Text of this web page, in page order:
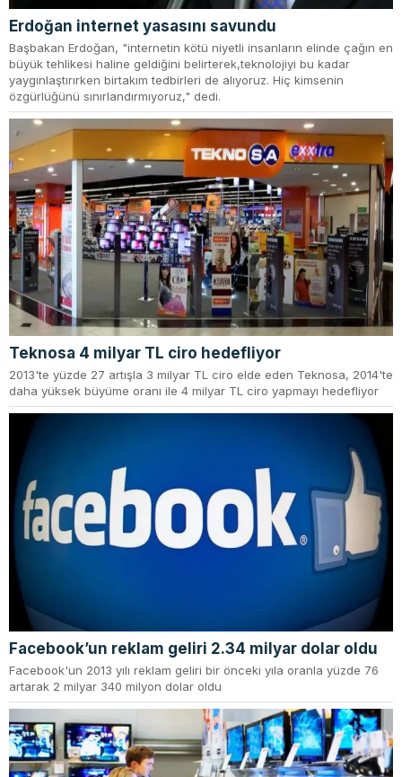
Erdoğan internet yasasını savundu
Başbakan Erdoğan, "internetin kötü niyetli insanların elinde çağın en
büyük tehlikesi haline geldiğini belirterek,teknolojiyi bu kadar
yaygınlaştırırken birtakım tedbirleri de alıyoruz. Hiç kimsenin
özgürlüğünü sınırlandırmıyoruz," dedi.
Teknosa 4 milyar TL ciro hedefliyor
2013'te yüzde 27 artışla 3 milyar TL ciro elde eden Teknosa, 2014'te
daha yüksek büyüme oranı ile 4 milyar TL ciro yapmayı hedefliyor
Facebook’un reklam geliri 2.34 milyar dolar oldu
Facebook'un 2013 yılı reklam geliri bir önceki yıla oranla yüzde 76
artarak 2 milyar 340 milyon dolar oldu